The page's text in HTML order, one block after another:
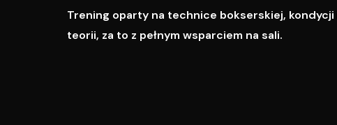
Trening oparty na technice bokserskiej,
teorii, za to z pełnym wsparciem na sali.